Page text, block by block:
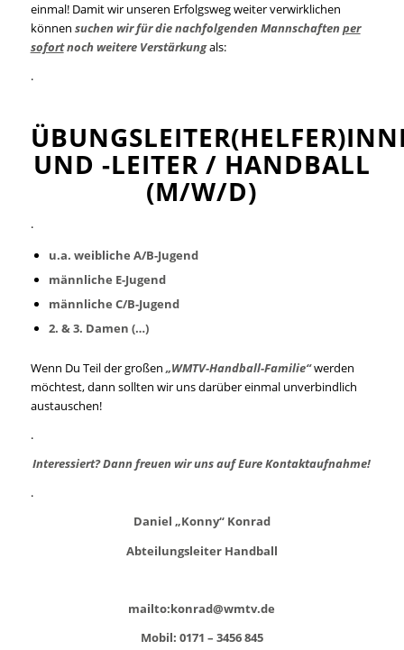
einmal! Damit wir unseren Erfolgsweg weiter verwirklichen
können suchen wir für die nachfolgenden Mannschaften per
sofortnoch weitere Verstärkungals:
.
UND -LEITER / HANDBALL
(M/W/D)
.
u.a. weibliche A/B-Jugend
männliche E-Jugend
männliche C/B-Jugend
2. & 3. Damen (…)
Wenn Du Teil der großen „WMTV-Handball-Familie“werden
möchtest, dann sollten wir uns darüber einmal unverbindlich
austauschen!
.
Interessiert? Dann freuen wir uns auf Eure Kontaktaufnahme!
.
Daniel „Konny“ Konrad
Abteilungsleiter Handball
mailto:konrad@wmtv.de
Mobil: 0171 – 3456 845